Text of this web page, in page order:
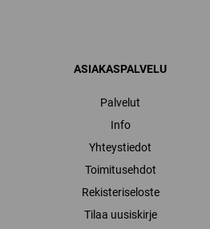
ASIAKASPALVELU
Palvelut
Info
Yhteystiedot
Toimitusehdot
Rekisteriseloste
Tilaa uusiskirje